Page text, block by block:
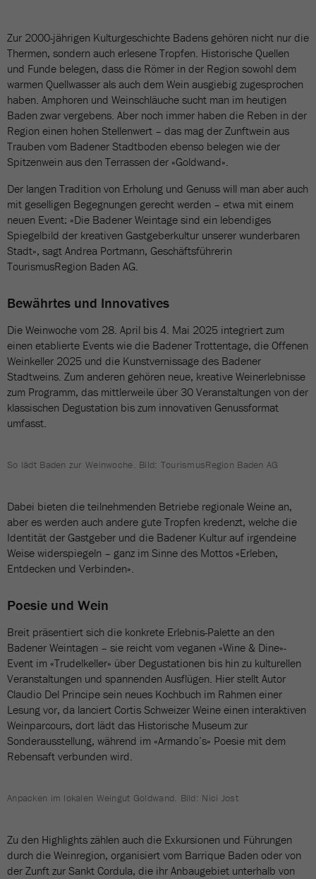
Zur 2000-jährigen Kulturgeschichte Badens gehören nicht nur die
Thermen, sondern auch erlesene Tropfen. Historische Quellen
und Funde belegen, dass die Römer in der Region sowohl dem
warmen Quellwasser als auch dem Wein ausgiebig zugesprochen
haben. Amphoren und Weinschläuche sucht man im heutigen
Baden zwar vergebens. Aber noch immer haben die Reben in der
Region einen hohen Stellenwert – das mag der Zunftwein aus
Trauben vom Badener Stadtboden ebenso belegen wie der
Spitzenwein aus den Terrassen der «Goldwand».
Der langen Tradition von Erholung und Genuss will man aber auch
mit geselligen Begegnungen gerecht werden – etwa mit einem
neuen Event: «Die Badener Weintage sind ein lebendiges
Spiegelbild der kreativen Gastgeberkultur unserer wunderbaren
Stadt», sagt Andrea Portmann, Geschäftsführerin
TourismusRegion Baden AG.
Bewährtes und Innovatives
Die Weinwoche vom 28. April bis 4. Mai 2025 integriert zum
einen etablierte Events wie die Badener Trottentage, die Offenen
Weinkeller 2025 und die Kunstvernissage des Badener
Stadtweins. Zum anderen gehören neue, kreative Weinerlebnisse
zum Programm, das mittlerweile über 30 Veranstaltungen von der
klassischen Degustation bis zum innovativen Genussformat
umfasst.
So lädt Baden zur Weinwoche. Bild: TourismusRegion Baden AG
Dabei bieten die teilnehmenden Betriebe regionale Weine an,
aber es werden auch andere gute Tropfen kredenzt, welche die
Identität der Gastgeber und die Badener Kultur auf irgendeine
Weise widerspiegeln – ganz im Sinne des Mottos «Erleben,
Entdecken und Verbinden».
Poesie und Wein
Breit präsentiert sich die konkrete Erlebnis-Palette an den
Badener Weintagen – sie reicht vom veganen «Wine & Dine»-
Event im «Trudelkeller» über Degustationen bis hin zu kulturellen
Veranstaltungen und spannenden Ausflügen. Hier stellt Autor
Claudio Del Principe sein neues Kochbuch im Rahmen einer
Lesung vor, da lanciert Cortis Schweizer Weine einen interaktiven
Weinparcours, dort lädt das Historische Museum zur
Sonderausstellung, während im «Armando’s» Poesie mit dem
Rebensaft verbunden wird.
Anpacken im lokalen Weingut Goldwand. Bild: Nici Jost
Zu den Highlights zählen auch die Exkursionen und Führungen
durch die Weinregion, organisiert vom Barrique Baden oder von
der Zunft zur Sankt Cordula, die ihr Anbaugebiet unterhalb von